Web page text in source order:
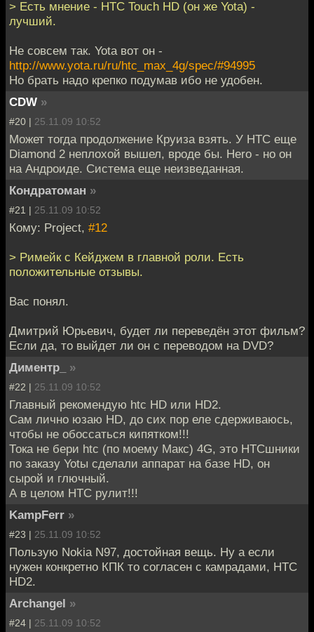
> Есть мнение - HTC Touch HD (он же Yota) -
лучший.
Не совсем так. Yota вот он -
http://www.yota.ru/ru/htc_max_4g/spec/#94995
Но брать надо крепко подумав ибо не удобен.
CDW »
#20 | 25.11.09 10:52
Может тогда продолжение Круиза взять. У HTC еще
Diamond 2 неплохой вышел, вроде бы. Hero - но он
на Андроиде. Система еще неизведанная.
Кондратоман »
#21 | 25.11.09 10:52
Кому: Project, #12
> Римейк с Кейджем в главной роли. Есть
положительные отзывы.
Вас понял.
Дмитрий Юрьевич, будет ли переведён этот фильм?
Если да, то выйдет ли он с переводом на DVD?
Диментр_
»
#22 | 25.11.09 10:52
Главный рекомендую htc HD или HD2.
Сам лично юзаю HD, до сих пор еле сдерживаюсь,
чтобы не обоссаться кипятком!!!
Тока не бери htc (по моему Макс) 4G, это HTCшники
по заказу Yotы сделали аппарат на базе HD, он
сырой и глючный.
А в целом HTC рулит!!!
KampFerr »
#23 | 25.11.09 10:52
Пользую Nokia N97, достойная вещь. Ну а если
нужен конкретно КПК то согласен с камрадами, HTC
HD2.
Archangel »
#24 | 25.11.09 10:52